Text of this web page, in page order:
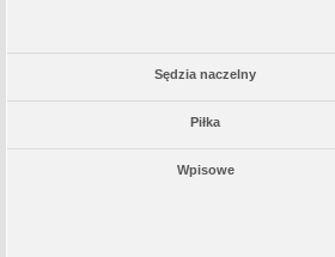
Sędzia naczelny
Piłka
Wpisowe